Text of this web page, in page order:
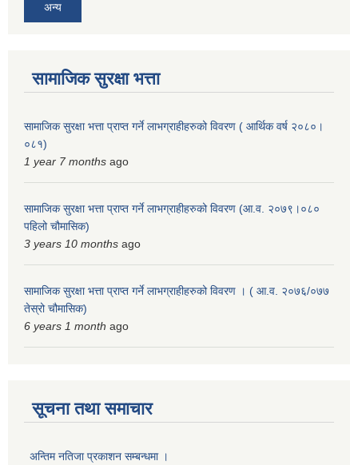
अन्य
सामाजिक सुरक्षा भत्ता
सामाजिक सुरक्षा भत्ता प्राप्त गर्ने लाभग्राहीहरुको विवरण ( आर्थिक वर्ष २०८०।
०८१)
1 year 7 months ago
सामाजिक सुरक्षा भत्ता प्राप्त गर्ने लाभग्राहीहरुको विवरण (आ.व. २०७९।०८०
पहिलो चौमासिक)
3 years 10 months ago
सामाजिक सुरक्षा भत्ता प्राप्त गर्ने लाभग्राहीहरुको विवरण । ( आ.व. २०७६/०७७
तेस्रो चौमासिक)
6 years 1 month ago
सूचना तथा समाचार
अन्तिम नतिजा प्रकाशन सम्बन्धमा ।